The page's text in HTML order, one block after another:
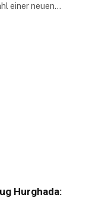
einer neuen…
Hurghada: